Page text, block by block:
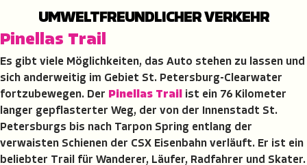
UMWELTFREUNDLICHER VERKEHR
Pinellas Trail
Es gibt viele Möglichkeiten, das Auto stehen zu lassen und
sich anderweitig im Gebiet St. Petersburg-Clearwater
fortzubewegen. Der Pinellas Trail ist ein 76 Kilometer
langer gepflasterter Weg, der von der Innenstadt St.
Petersburgs bis nach Tarpon Spring entlang der
verwaisten Schienen der CSX Eisenbahn verläuft. Er ist ein
beliebter Trail für Wanderer, Läufer, Radfahrer und Skater.